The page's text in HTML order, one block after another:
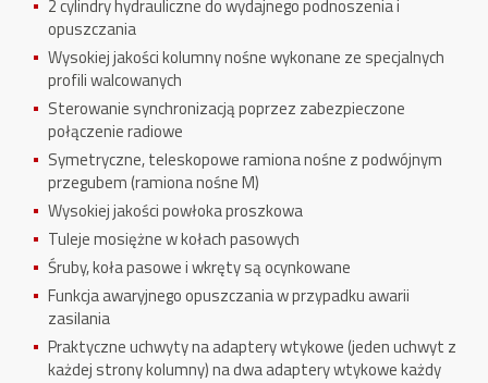
2 cylindry hydrauliczne do wydajnego podnoszenia i
opuszczania
Wysokiej jakości kolumny nośne wykonane ze specjalnych
profili walcowanych
Sterowanie synchronizacją poprzez zabezpieczone
połączenie radiowe
Symetryczne, teleskopowe ramiona nośne z podwójnym
przegubem (ramiona nośne M)
Wysokiej jakości powłoka proszkowa
Tuleje mosiężne w kołach pasowych
Śruby, koła pasowe i wkręty są ocynkowane
Funkcja awaryjnego opuszczania w przypadku awarii
zasilania
Praktyczne uchwyty na adaptery wtykowe (jeden uchwyt z
każdej strony kolumny) na dwa adaptery wtykowe każdy